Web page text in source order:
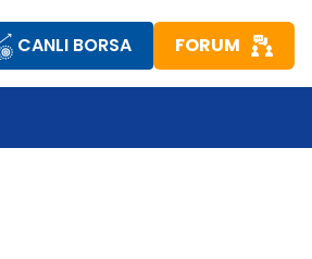
CANLI BORSA FORUM